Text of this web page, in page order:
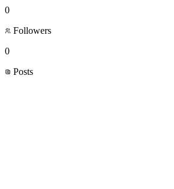
0
Followers
0
Posts